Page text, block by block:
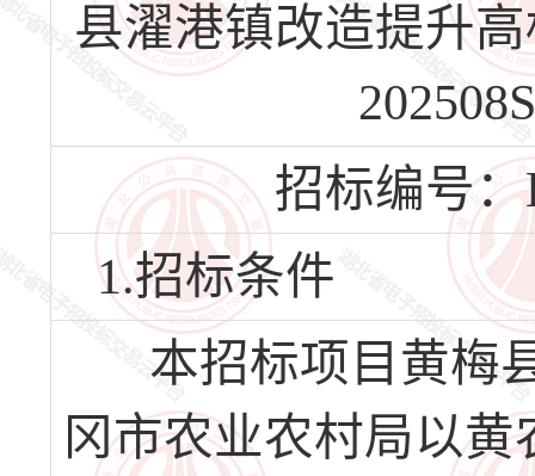
县濯港镇改造提升
招标编号：
1.招标条件
本招标项目黄梅
冈市农业农村局以